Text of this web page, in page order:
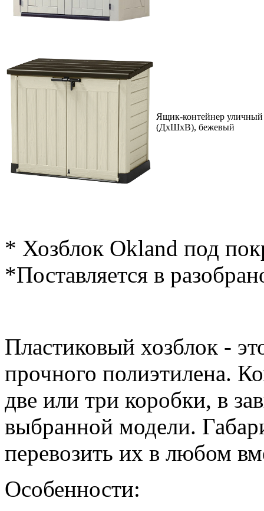
Ящик-контейнер
(ДхШхВ), бежевый
* Хозблок Okland под
*Поставляется в
Пластиковый хозблок -
прочного полиэтилена.
две или три коробки, в
выбранной модели.
перевозить их в любом
Особенности: